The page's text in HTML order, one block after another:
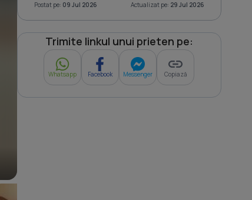
Postat pe: 09 Jul 2026 Actualizat pe: 29 Jul 2026
Trimite linkul unui prieten pe:
Whatsapp Facebook Messenger Copiază